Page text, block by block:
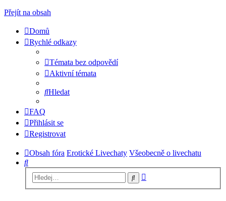
Přejít na obsah
Domů
Rychlé odkazy
Témata bez odpovědí
Aktivní témata
Hledat
FAQ
Přihlásit se
Registrovat
Obsah fóra Erotické Livechaty Všeobecně o livechatu
Hledat
Hledat